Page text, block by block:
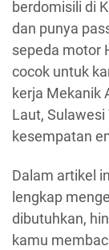
berdomisili di
dan punya
sepeda motor
cocok untuk
kerja Mekanik
Laut,
kesempatan
Dalam artikel
lengkap
dibutuhkan,
kamu